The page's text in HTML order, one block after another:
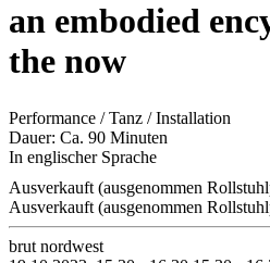
an embodied
the now
Performance / Tanz / Installation
Dauer: Ca. 90 Minuten
In englischer Sprache
Ausverkauft (ausgenommen
Ausverkauft (ausgenommen
brut nordwest